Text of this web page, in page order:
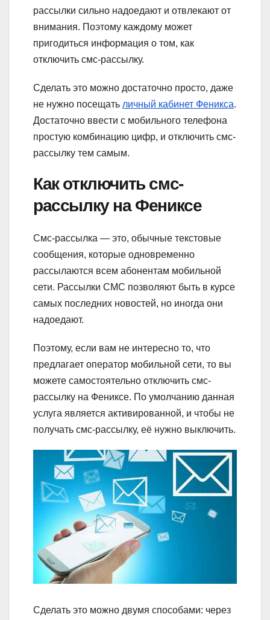
рассылки сильно надоедают и отвлекают от
внимания. Поэтому каждому может
пригодиться информация о том, как
отключить смс-рассылку.
Сделать это можно достаточно просто, даже
не нужно посещать личный кабинет Феникса.
Достаточно ввести с мобильного телефона
простую комбинацию цифр, и отключить смс-
рассылку тем самым.
Как отключить смс-
рассылку на Фениксе
Смс-рассылка — это, обычные текстовые
сообщения, которые одновременно
рассылаются всем абонентам мобильной
сети. Рассылки СМС позволяют быть в курсе
самых последних новостей, но иногда они
надоедают.
Поэтому, если вам не интересно то, что
предлагает оператор мобильной сети, то вы
можете самостоятельно отключить смс-
рассылку на Фениксе. По умолчанию данная
услуга является активированной, и чтобы не
получать смс-рассылку, её нужно выключить.
Сделать это можно двумя способами: через